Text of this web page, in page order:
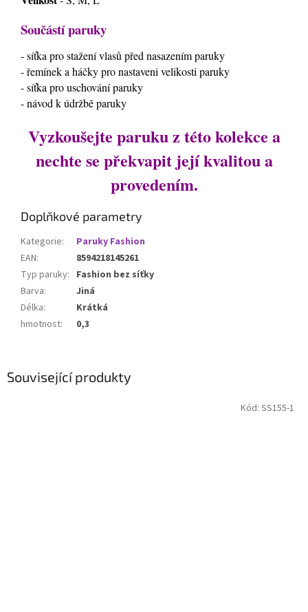
Související produkty
Kód: SS155-1
Součástí paruky
- síťka pro stažení vlasů před nasazením paruky
- řemínek a háčky pro nastaveni velikosti paruky
- síťka pro uschování paruky
- návod k údržbě paruky
Vyzkoušejte paruku z této kolekce a
nechte se překvapit její kvalitou a
provedením.
Doplňkové parametry
Kategorie:
Paruky Fashion
EAN:
8594218145261
Typ paruky: Fashion bez síťky
Barva:
Jiná
Délka:
Krátká
hmotnost: 0,3